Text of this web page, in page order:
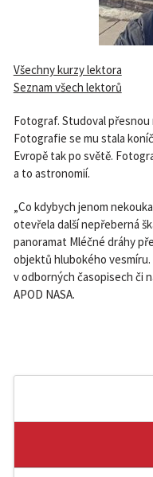
Všechny kurzy lektora
Seznam všech lektorů
Fotograf. Studoval přesnou
Fotografie se mu stala
Evropě tak po světě.
a to astronomií.
„Co kdybych jenom
otevřela další nepřeberná
panoramat Mléčné dráhy
objektů hlubokého
v odborných časopisech či
APOD NASA.